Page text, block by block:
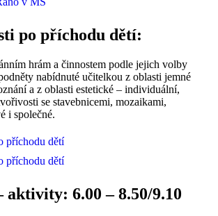
po příchodu dětí:
hrám a činnostem podle jejich volby
nabídnuté učitelkou z oblasti jemné
a z oblasti estetické – individuální,
se stavebnicemi, mozaikami,
i společné.
aktivity: 6.00 – 8.50/9.10